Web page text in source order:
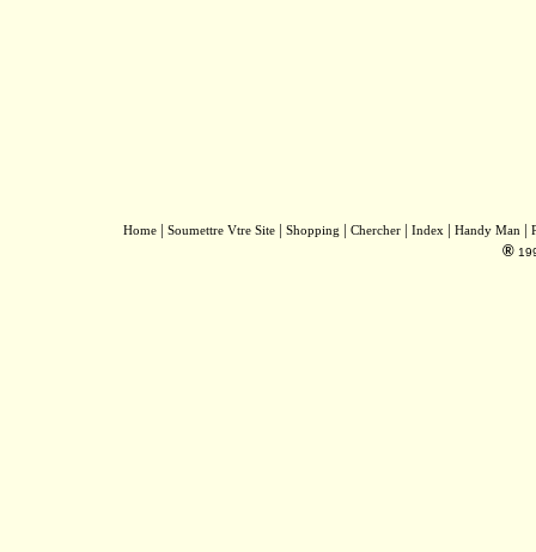
Home| Soumettre Vtre Site| Shopping | Chercher| Index| Handy Man|
®